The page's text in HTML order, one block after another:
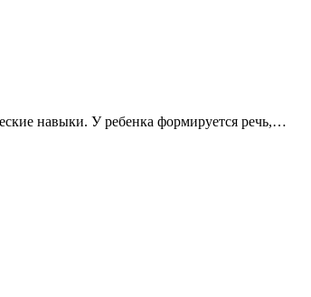
навыки. У ребенка формируется речь,…